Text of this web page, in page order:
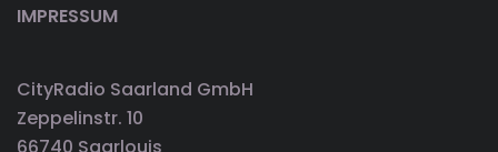
IMPRESSUM
CityRadio Saarland GmbH
Zeppelinstr. 10
66740 Saarlouis